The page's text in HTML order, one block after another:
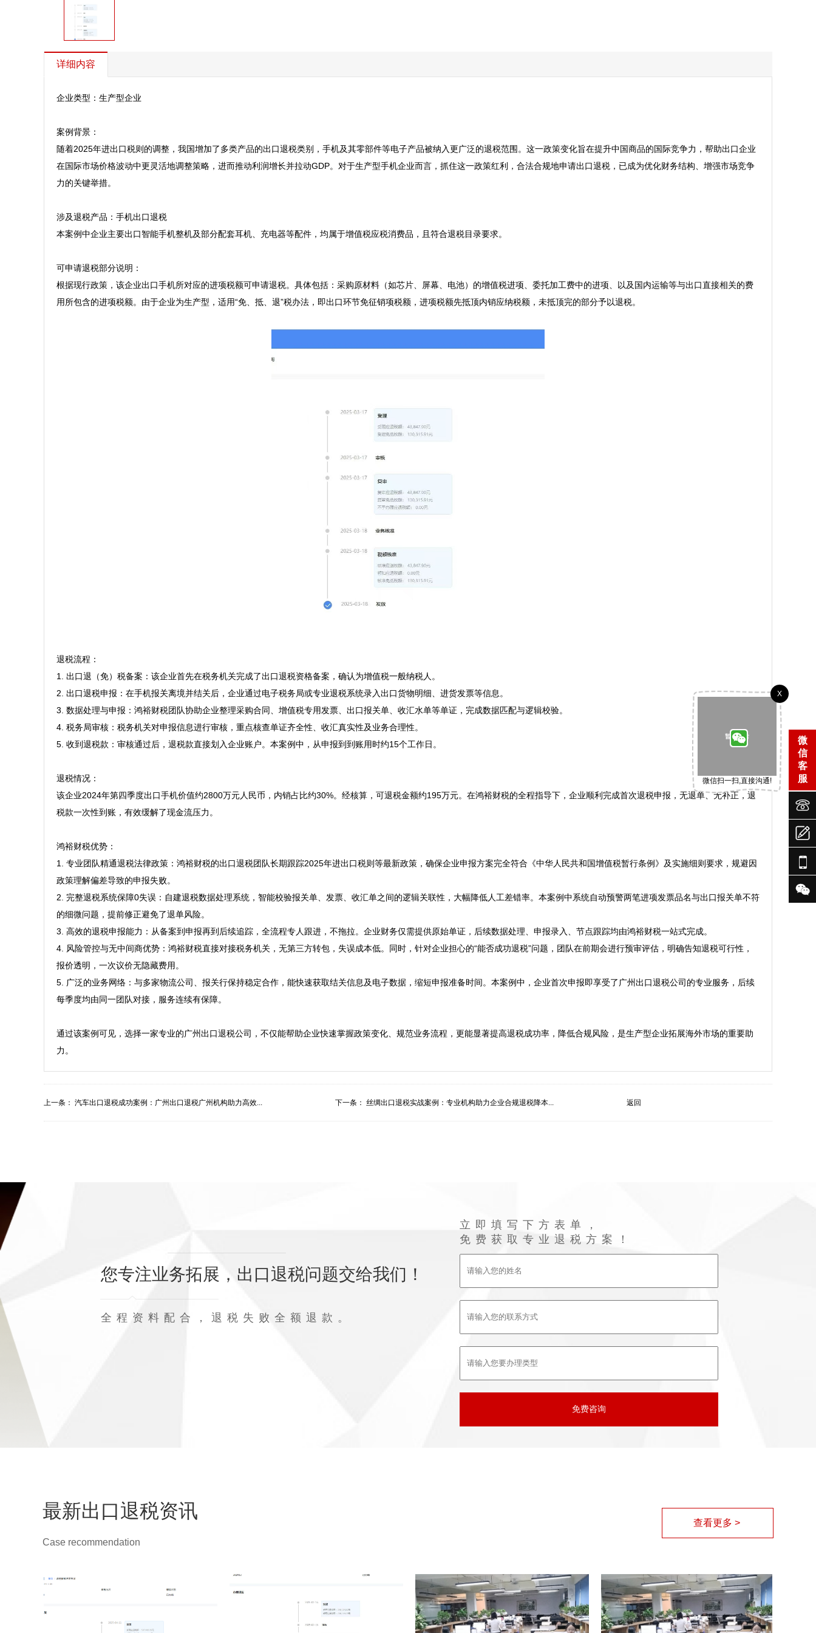
详细内容
企业类型：生产型企业
案例背景：
随着2025年进出口税则的调整，我国增加了多类产品的出口退税类别，手机及其零部件等电子产品被纳入更广泛的退税范围。这一政策变化旨在提升中国商品的国际竞争力，帮助出口企业
在国际市场价格波动中更灵活地调整策略，进而推动利润增长并拉动GDP。对于生产型手机企业而言，抓住这一政策红利，合法合规地申请出口退税，已成为优化财务结构、增强市场竞争
力的关键举措。
涉及退税产品：手机出口退税
本案例中企业主要出口智能手机整机及部分配套耳机、充电器等配件，均属于增值税应税消费品，且符合退税目录要求。
可申请退税部分说明：
根据现行政策，该企业出口手机所对应的进项税额可申请退税。具体包括：采购原材料（如芯片、屏幕、电池）的增值税进项、委托加工费中的进项、以及国内运输等与出口直接相关的费
用所包含的进项税额。由于企业为生产型，适用“免、抵、退”税办法，即出口环节免征销项税额，进项税额先抵顶内销应纳税额，未抵顶完的部分予以退税。
退税流程：
1. 出口退（免）税备案：该企业首先在税务机关完成了出口退税资格备案，确认为增值税一般纳税人。
2. 出口退税申报：在手机报关离境并结关后，企业通过电子税务局或专业退税系统录入出口货物明细、进货发票等信息。
3. 数据处理与申报：鸿裕财税团队协助企业整理采购合同、增值税专用发票、出口报关单、收汇水单等单证，完成数据匹配与逻辑校验。
4. 税务局审核：税务机关对申报信息进行审核，重点核查单证齐全性、收汇真实性及业务合理性。
5. 收到退税款：审核通过后，退税款直接划入企业账户。本案例中，从申报到到账用时约15个工作日。
退税情况：
该企业2024年第四季度出口手机价值约2800万元人民币，内销占比约30%。经核算，可退税金额约195万元。在鸿裕财税的全程指导下，企业顺利完成首次退税申报，无退单、无补正，退
税款一次性到账，有效缓解了现金流压力。
鸿裕财税优势：
1. 专业团队精通退税法律政策：鸿裕财税的出口退税团队长期跟踪2025年进出口税则等最新政策，确保企业申报方案完全符合《中华人民共和国增值税暂行条例》及实施细则要求，规避因
政策理解偏差导致的申报失败。
2. 完整退税系统保障0失误：自建退税数据处理系统，智能校验报关单、发票、收汇单之间的逻辑关联性，大幅降低人工差错率。本案例中系统自动预警两笔进项发票品名与出口报关单不符
的细微问题，提前修正避免了退单风险。
3. 高效的退税申报能力：从备案到申报再到后续追踪，全流程专人跟进，不拖拉。企业财务仅需提供原始单证，后续数据处理、申报录入、节点跟踪均由鸿裕财税一站式完成。
4. 风险管控与无中间商优势：鸿裕财税直接对接税务机关，无第三方转包，失误成本低。同时，针对企业担心的“能否成功退税”问题，团队在前期会进行预审评估，明确告知退税可行性，
报价透明，一次议价无隐藏费用。
5. 广泛的业务网络：与多家物流公司、报关行保持稳定合作，能快速获取结关信息及电子数据，缩短申报准备时间。本案例中，企业首次申报即享受了广州出口退税公司的专业服务，后续
每季度均由同一团队对接，服务连续有保障。
通过该案例可见，选择一家专业的广州出口退税公司，不仅能帮助企业快速掌握政策变化、规范业务流程，更能显著提高退税成功率，降低合规风险，是生产型企业拓展海外市场的重要助
上一条： 汽车出口退税成功案例：广州出口退税广州机构助力高效... 下一条： 丝绸出口退税实战案例：专业机构助力企业合规退税降本... 返回
您专注业务拓展，出口退税问题交给我们！
全程资料配合，退税失败全额退款。
立即填写下方表单，
免费获取专业退税方案！
最新出口退税资讯
Case recommendation
查看更多 >
微
信
客
服
X
微信扫一扫,直接沟通!




